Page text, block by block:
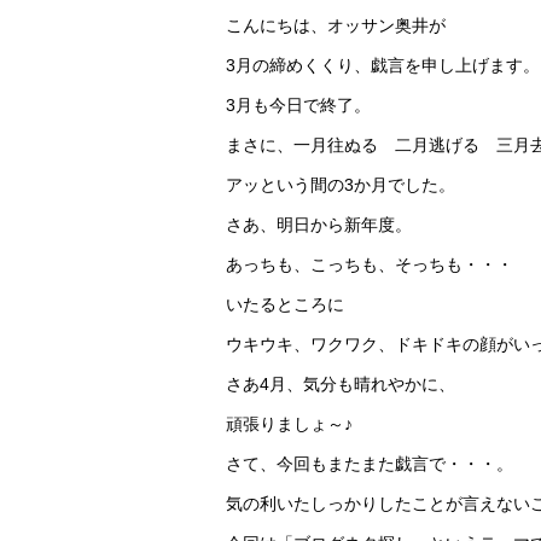
こんにちは、オッサン奥井が
3月の締めくくり、戯言を申し上げます。
3月も今日で終了。
まさに、一月往ぬる 二月逃げる 三月
アッという間の3か月でした。
さあ、明日から新年度。
あっちも、こっちも、そっちも・・・
いたるところに
ウキウキ、ワクワク、ドキドキの顔がい
さあ4月、気分も晴れやかに、
頑張りましょ～♪
さて、今回もまたまた戯言で・・・。
気の利いたしっかりしたことが言えない